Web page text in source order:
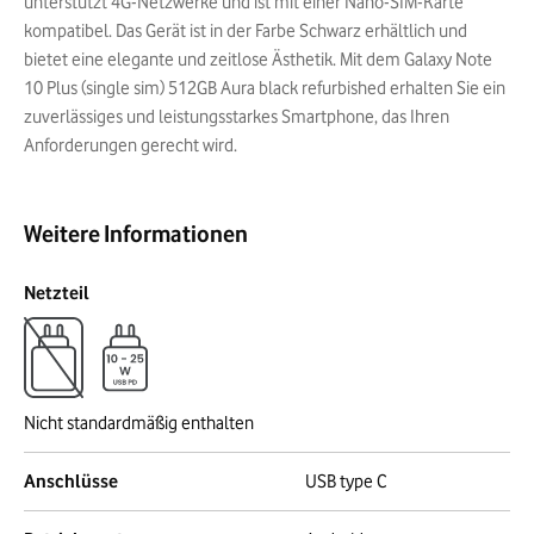
kompatibel. Das Gerät ist in der Farbe Schwarz erhältlich und
bietet eine elegante und zeitlose Ästhetik. Mit dem Galaxy Note
10 Plus (single sim) 512GB Aura black refurbished erhalten Sie ein
zuverlässiges und leistungsstarkes Smartphone, das Ihren
Anforderungen gerecht wird.
Weitere Informationen
Netzteil
Nicht standardmäßig enthalten
Anschlüsse USB type C